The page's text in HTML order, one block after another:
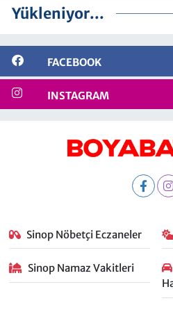
Yükleniyor...
FACEBOOK
INSTAGRAM
Sinop Nöbetçi Eczaneler
Sinop Namaz Vakitleri